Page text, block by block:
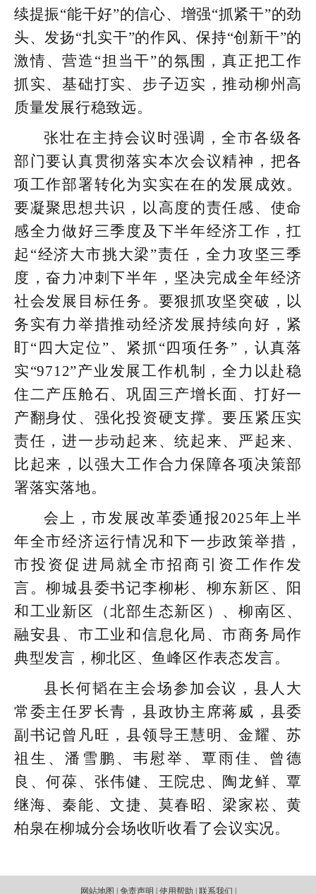
续提振“能干好”的信心、增强“抓紧干”的劲
头、发扬“扎实干”的作风、保持“创新干”的
激情、营造“担当干”的氛围，真正把工作
抓实、基础打实、步子迈实，推动柳州高
质量发展行稳致远。
张壮在主持会议时强调，全市各级各
部门要认真贯彻落实本次会议精神，把各
项工作部署转化为实实在在的发展成效。
要凝聚思想共识，以高度的责任感、使命
感全力做好三季度及下半年经济工作，扛
起“经济大市挑大梁”责任，全力攻坚三季
度，奋力冲刺下半年，坚决完成全年经济
社会发展目标任务。要狠抓攻坚突破，以
务实有力举措推动经济发展持续向好，紧
盯“四大定位”、紧抓“四项任务”，认真落
实“9712”产业发展工作机制，全力以赴稳
住二产压舱石、巩固三产增长面、打好一
产翻身仗、强化投资硬支撑。要压紧压实
责任，进一步动起来、统起来、严起来、
比起来，以强大工作合力保障各项决策部
署落实落地。
会上，市发展改革委通报2025年上半
年全市经济运行情况和下一步政策举措，
市投资促进局就全市招商引资工作作发
言。柳城县委书记李柳彬、柳东新区、阳
和工业新区（北部生态新区）、柳南区、
融安县、市工业和信息化局、市商务局作
典型发言，柳北区、鱼峰区作表态发言。
县长何韬在主会场参加会议，县人大
常委主任罗长青，县政协主席蒋威，县委
副书记曾凡旺，县领导王慧明、金耀、苏
祖生、潘雪鹏、韦慰举、覃雨佳、曾德
良、何葆、张伟健、王院忠、陶龙鲜、覃
继海、秦能、文捷、莫春昭、梁家崧、黄
柏泉在柳城分会场收听收看了会议实况。
网站地图 | 免责声明 | 使用帮助 | 联系我们 |